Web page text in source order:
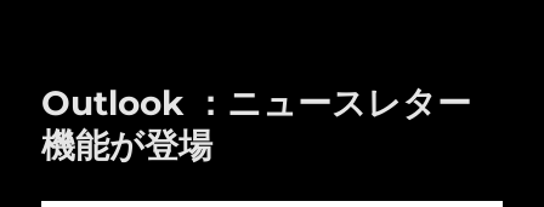
Outlook ：ニュースレター
機能が登場